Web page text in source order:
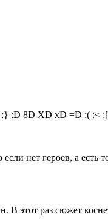
:} :D 8D XD xD =D :( :< :[
нет героев, а есть
В этот раз сюжет